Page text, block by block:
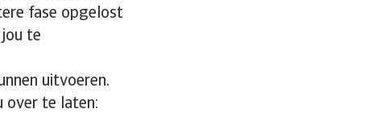
fase opgelost
te
uitvoeren.
over te laten: